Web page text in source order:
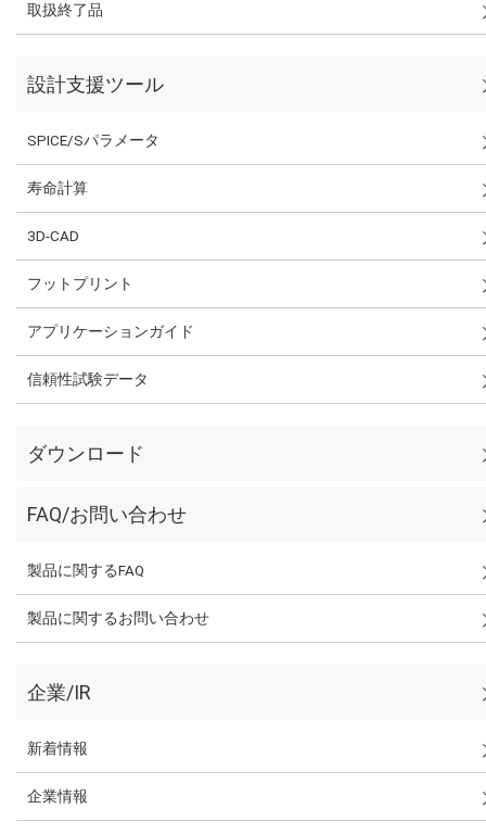
取扱終了品
設計支援ツール
SPICE/Sパラメータ
寿命計算
3D-CAD
フットプリント
アプリケーションガイド
信頼性試験データ
ダウンロード
FAQ/お問い合わせ
製品に関するFAQ
製品に関するお問い合わせ
企業/IR
新着情報
企業情報